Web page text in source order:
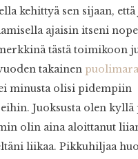
kehittyä sen sijaan,
ajaisin itseni
tästä toimikoon
takainen
minusta olisi pidempiin
Juoksusta olen kyllä
olin aina aloittanut
liikaa. Pikkuhiljaa